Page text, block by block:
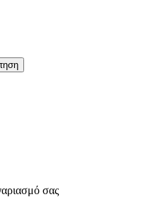
σας